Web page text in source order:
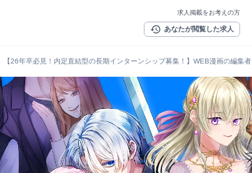
求人掲載をお考えの方
history あなたが閲覧した求人
【26年卒必見！内定直結型の長期インターンシップ募集！】WEB漫画の編集者